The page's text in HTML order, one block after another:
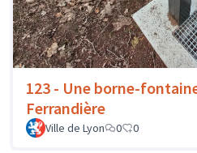
123 - Une borne-
Ferrandière
Ville de Lyon 0 0